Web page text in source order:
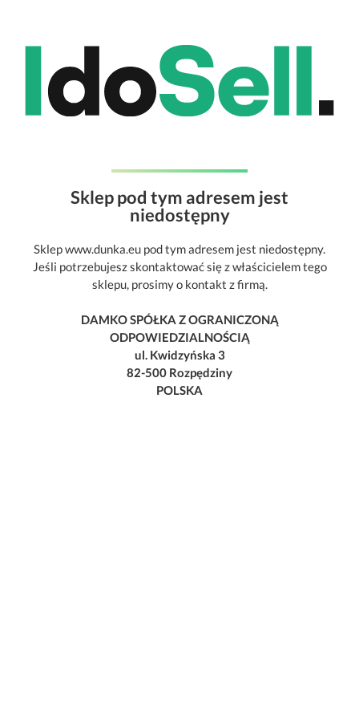
Sklep pod tym adresem jest
niedostępny
Sklep www.dunka.eu pod tym adresem jest niedostępny.
Jeśli potrzebujesz skontaktować się z właścicielem tego
sklepu, prosimy o kontakt z firmą.
DAMKO SPÓŁKA Z OGRANICZONĄ
ODPOWIEDZIALNOŚCIĄ
ul. Kwidzyńska 3
82-500 Rozpędziny
POLSKA